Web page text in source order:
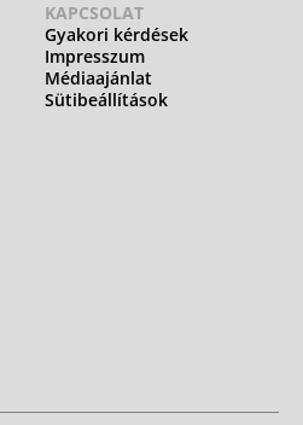
KAPCSOLAT
Gyakori kérdések
Impresszum
Médiaajánlat
Sütibeállítások